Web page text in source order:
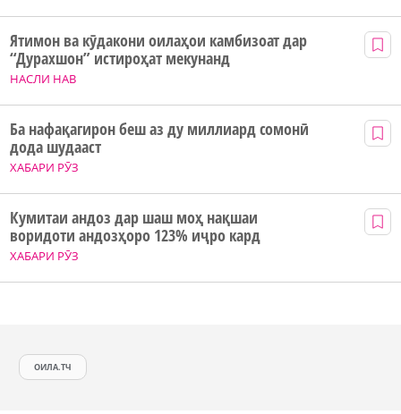
НАСЛИ НАВ
Ятимон ва кӯдакони оилаҳои камбизоат дар
“Дурахшон” истироҳат мекунанд
ХАБАРИ РӮЗ
Ба нафақагирон беш аз ду миллиард сомонӣ
дода шудааст
ХАБАРИ РӮЗ
Кумитаи андоз дар шаш моҳ нақшаи
воридоти андозҳоро 123% иҷро кард
ОИЛА.ТЧ